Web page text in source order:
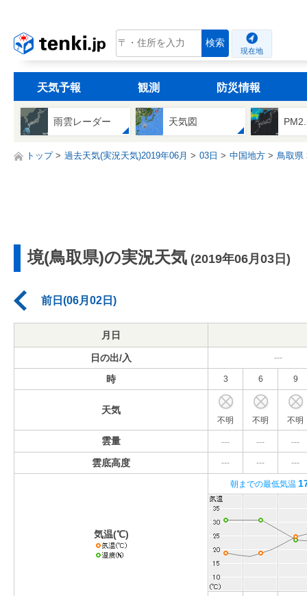
tenki.jp 検索
現在地
天気予報 観測 防災情報
雨雲レーダー 天気図
トップ 過去天気(実況天気)2019年06月 03日 中国地方 鳥取県
境(鳥取県)の実況天気 (2019年06月03日)
前日(06月02日)
月日
日の出/入 ---
時 3 6 9
天気
不明 不明 不明
雲量 --- --- ---
雲底高度 --- --- ---
気温(℃)
朝までの最低気温